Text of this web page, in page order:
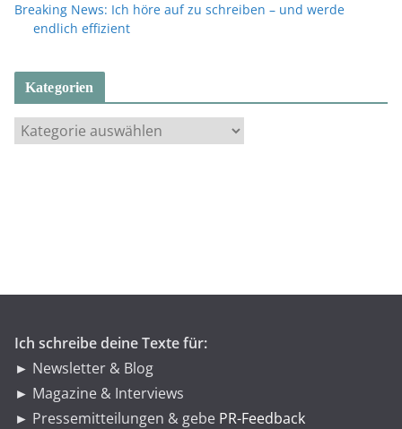
Breaking News: Ich höre auf zu schreiben – und werde
endlich effizient
Kategorien
a
Ich schreibe deine Texte für:
► Newsletter & Blog
► Magazine & Interviews
► Pressemitteilungen & gebe PR-Feedback